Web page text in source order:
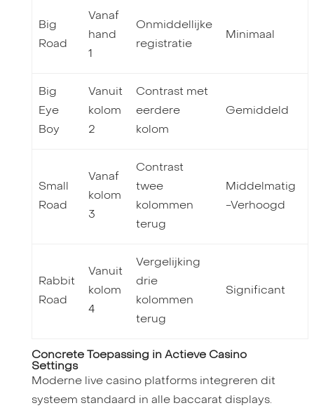
Big
Road
Vanaf
hand
1
Onmiddellijke
registratie
Minimaal
Big
Eye
Boy
Vanuit
kolom
2
Contrast met
eerdere
kolom
Gemiddeld
Small
Road
Vanaf
kolom
3
Contrast
twee
kolommen
terug
Middelmatig
-Verhoogd
Rabbit
Road
Vanuit
kolom
4
Vergelijking
drie
kolommen
terug
Significant
Concrete Toepassing in Actieve Casino
Settings
Moderne live casino platforms integreren dit
systeem standaard in alle baccarat displays.